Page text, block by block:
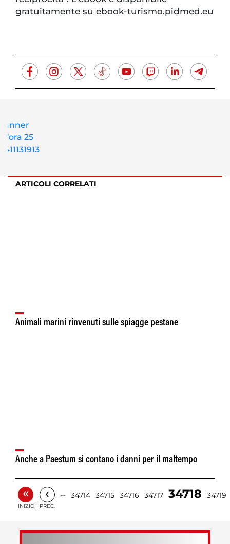
gratuitamente su ebook-turismo.pidmed.eu
ARTICOLI CORRELATI
Animali marini rinvenuti sulle spiagge pestane
Anche a Paestum si contano i danni per il maltempo
«
INIZIO
‹
PREC.
… 34714 34715 34716 34717 34718 34719